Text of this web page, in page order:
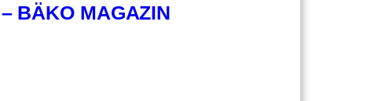
– BÄKO MAGAZIN